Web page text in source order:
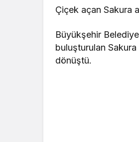
Çiçek açan Sakura
Büyükşehir
buluşturulan
dönüştü.